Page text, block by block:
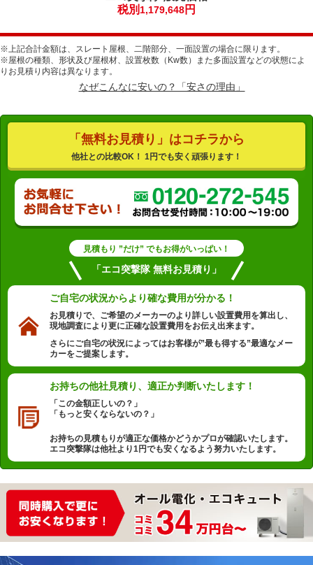
税別1,179,648円
※上記合計金額は、スレート屋根、二階部分、一面設置の場合に限ります。
※屋根の種類、形状及び屋根材、設置枚数（Kw数）また多面設置などの状態によ
りお見積り内容は異なります。
なぜこんなに安いの？「安さの理由」
「無料お見積り」はコチラから
他社との比較OK！ 1円でも安く頑張ります！
見積もり ”だけ” でもお得がいっぱい！
「エコ突撃隊 無料お見積り」
ご自宅の状況からより確な費用が分かる！
お見積りで、ご希望のメーカーのより詳しい設置費用を算出し、
現地調査により更に正確な設置費用をお伝え出来ます。
さらにご自宅の状況によってはお客様が”最も得する”最適なメー
カーをご提案します。
お持ちの他社見積り、 適正か判断いたします！
「この金額正しいの？」
「もっと安くならないの？」
お持ちの見積もりが適正な価格かどうかプロが確認いたします。
エコ突撃隊は他社より1円でも安くなるよう努力いたします。